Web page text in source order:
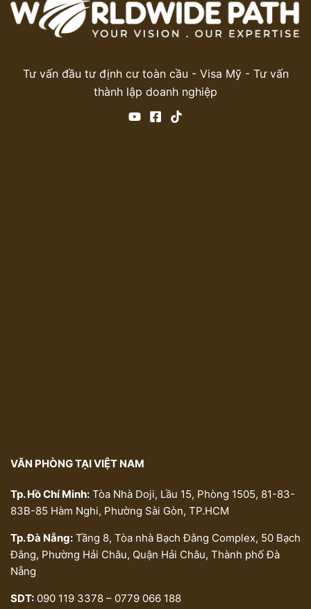
Tư vấn đầu tư định cư toàn cầu - Visa Mỹ - Tư vấn
thành lập doanh nghiệp
VĂN PHÒNG TẠI VIỆT NAM
Tp. Hồ Chí Minh: Tòa Nhà Doji, Lầu 15, Phòng 1505, 81-83-
83B-85 Hàm Nghi, Phường Sài Gòn, TP.HCM
Tp. Đà Nẵng: Tầng 8, Tòa nhà Bạch Đằng Complex, 50 Bạch
Đằng, Phường Hải Châu, Quận Hải Châu, Thành phố Đà
Nẵng
SDT: 090 119 3378 – 0779 066 188